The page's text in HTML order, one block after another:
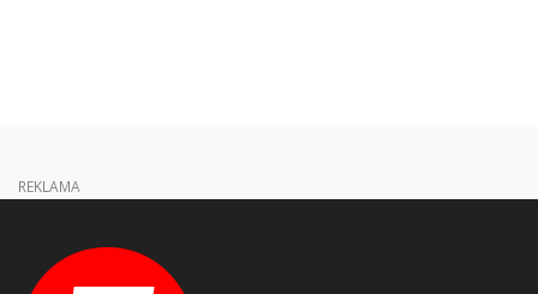
REKLAMA